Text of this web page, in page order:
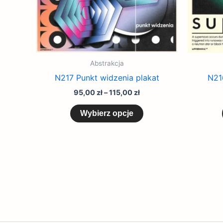
Abstrakcja
N217 Punkt widzenia plakat
95,00 zł–115,00 zł
Wybierz opcje
produktu